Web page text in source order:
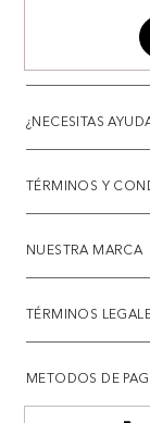
¿NECESITAS
TÉRMINOS Y
NUESTRA MARCA
TÉRMINOS
METODOS DE